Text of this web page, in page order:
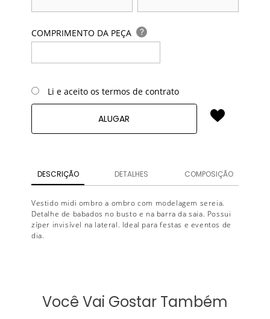
COMPRIMENTO DA PEÇA ?
Li e aceito os termos de contrato
ALUGAR
DESCRIÇÃO DETALHES COMPOSIÇÃO
Vestido midi ombro a ombro com modelagem sereia.
Detalhe de babados no busto e na barra da saia. Possui
zíper invisível na lateral. Ideal para festas e eventos de
dia.
Você Vai Gostar Também